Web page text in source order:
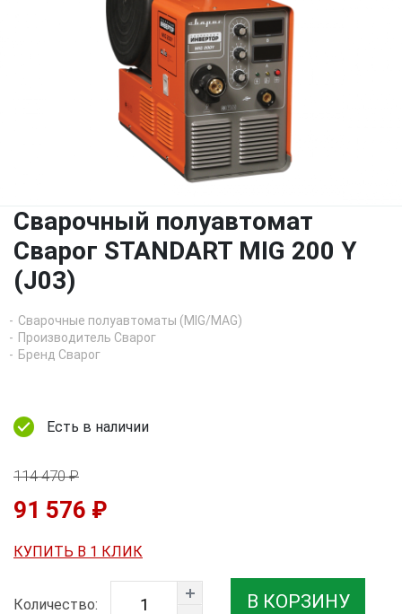
Сварочный полуавтомат
Сварог STANDART MIG 200 Y
(J03)
Сварочные полуавтоматы (MIG/MAG)
Производитель Сварог
Бренд Сварог
Есть в наличии
114 470 ₽
91 576 ₽
КУПИТЬ В 1 КЛИК
Количество: В КОРЗИНУ